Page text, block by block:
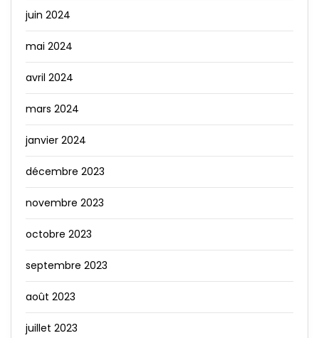
juin 2024
mai 2024
avril 2024
mars 2024
janvier 2024
décembre 2023
novembre 2023
octobre 2023
septembre 2023
août 2023
juillet 2023